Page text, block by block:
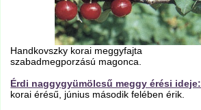
Handkovszky korai meggyfajta
szabadmegporzású magonca.
Érdi naggygyümölcsű meggy érési ideje:
korai érésű, június második felében érik.